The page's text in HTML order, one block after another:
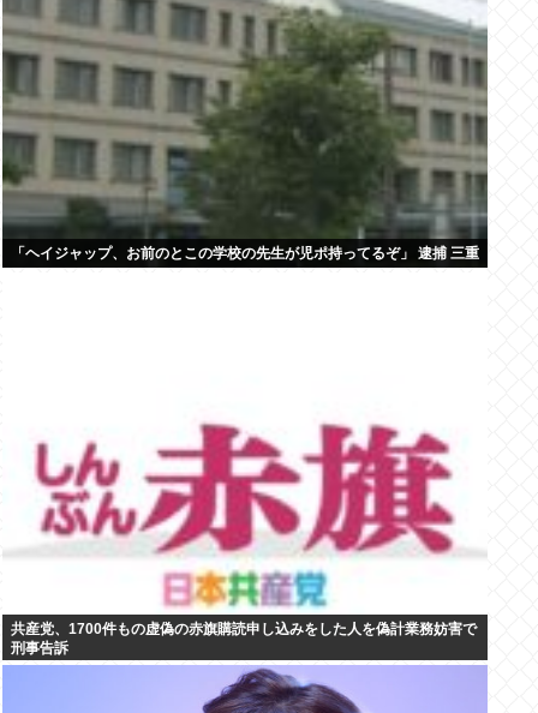
「ヘイジャップ、お前のとこの学校の先生が児ポ持ってるぞ」 逮捕 三重
共産党、1700件もの虚偽の赤旗購読申し込みをした人を偽計業務妨害で
刑事告訴